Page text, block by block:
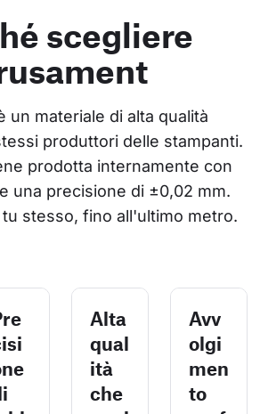
scegliere
un materiale di alta qualità
produttori delle stampanti.
prodotta internamente con
una precisione di ±0,02 mm.
stesso, fino all'ultimo metro.
Alta
qual
ità
che
Avv
olgi
men
to